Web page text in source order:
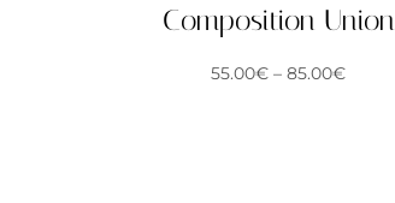
Composition Union
55.00€ – 85.00€